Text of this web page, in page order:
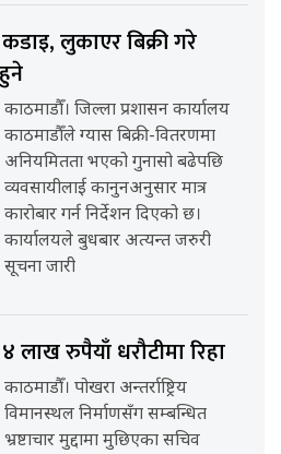
लुकाएर बिक्री गरे
काठमाडौँ। जिल्ला प्रशासन कार्यालय
काठमाडौँले ग्यास बिक्री-वितरणमा
अनियमितता भएको गुनासो बढेपछि
व्यवसायीलाई कानुनअनुसार मात्र
कारोबार गर्न निर्देशन दिएको छ।
कार्यालयले बुधबार अत्यन्त जरुरी
सूचना जारी
लाख रुपैयाँ धरौटीमा रिहा
काठमाडौँ। पोखरा अन्तर्राष्ट्रिय
विमानस्थल निर्माणसँग सम्बन्धित
भ्रष्टाचार मुद्दामा मुछिएका सचिव